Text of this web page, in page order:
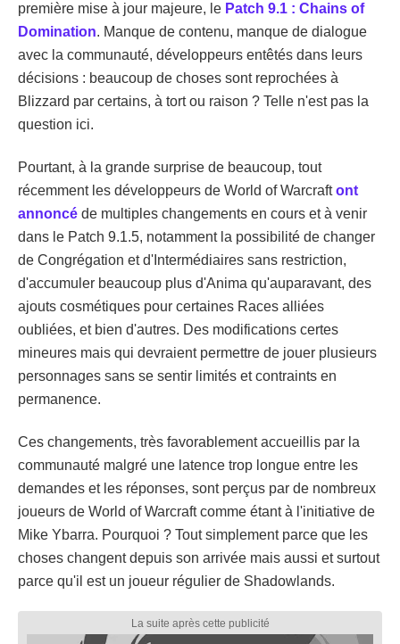
première mise à jour majeure, le Patch 9.1 : Chains of
Domination. Manque de contenu, manque de dialogue
avec la communauté, développeurs entêtés dans leurs
décisions : beaucoup de choses sont reprochées à
Blizzard par certains, à tort ou raison ? Telle n'est pas la
question ici.
Pourtant, à la grande surprise de beaucoup, tout
récemment les développeurs de World of Warcraftont
annoncé de multiples changements en cours et à venir
dans le Patch 9.1.5, notamment la possibilité de changer
de Congrégation et d'Intermédiaires sans restriction,
d'accumuler beaucoup plus d'Anima qu'auparavant, des
ajouts cosmétiques pour certaines Races alliées
oubliées, et bien d'autres. Des modifications certes
mineures mais qui devraient permettre de jouer plusieurs
personnages sans se sentir limités et contraints en
permanence.
Ces changements, très favorablement accueillis par la
communauté malgré une latence trop longue entre les
demandes et les réponses, sont perçus par de nombreux
joueurs de World of Warcraft comme étant à l'initiative de
Mike Ybarra. Pourquoi ? Tout simplement parce que les
choses changent depuis son arrivée mais aussi et surtout
parce qu'il est un joueur régulier de Shadowlands.